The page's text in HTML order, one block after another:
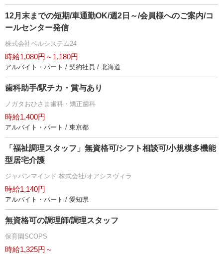
12月末までの短期/車通勤OK/週2日～/会員様へのご案内/コ
ールセンター発信
株式会社ベルシステム24
時給1,080円～1,180円
アルバイト・パート / 契約社員 / 北海道
歯科助手/駅チカ・賞与あり
ノガタおひさま歯科・矯正歯科
時給1,400円
アルバイト・パート / 東京都
「福祉調理スタッフ」無資格可/シフト相談可/小規模多機能
型居宅介護
ジャパンマインド 株式会社/オアシスヴィラ
時給1,140円
アルバイト・パート / 愛知県
無資格可の調理師/調理スタッフ
保育園SCOPS
時給1,325円～